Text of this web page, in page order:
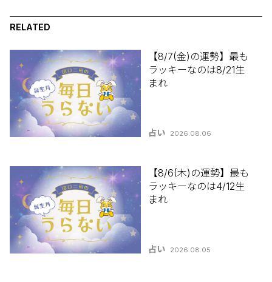
RELATED
【8/7(金)の運勢】最も
ラッキーなのは8/21生
まれ
占い 2026.08.06
【8/6(木)の運勢】最も
ラッキーなのは4/12生
まれ
占い 2026.08.05